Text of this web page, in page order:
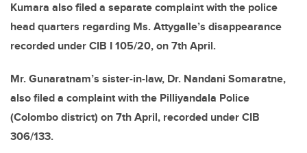
Kumara also filed a separate complaint with the police
head quarters regarding Ms. Attygalle’s disappearance
recorded under CIB I 105/20, on 7th April.
Mr. Gunaratnam’s sister-in-law, Dr. Nandani Somaratne,
also filed a complaint with the Pilliyandala Police
(Colombo district) on 7th April, recorded under CIB
306/133.